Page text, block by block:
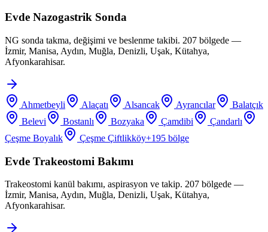
Evde Nazogastrik Sonda
NG sonda takma, değişimi ve beslenme takibi. 207 bölgede —
İzmir, Manisa, Aydın, Muğla, Denizli, Uşak, Kütahya,
Afyonkarahisar.
Ahmetbeyli Alaçatı Alsancak Ayrancılar
Balatçık
Belevi
Bostanlı Bozyaka Çamdibi
Çandarlı
Çeşme Boyalık
Çeşme Çiftlikköy+195 bölge
Evde Trakeostomi Bakımı
Trakeostomi kanül bakımı, aspirasyon ve takip. 207 bölgede —
İzmir, Manisa, Aydın, Muğla, Denizli, Uşak, Kütahya,
Afyonkarahisar.